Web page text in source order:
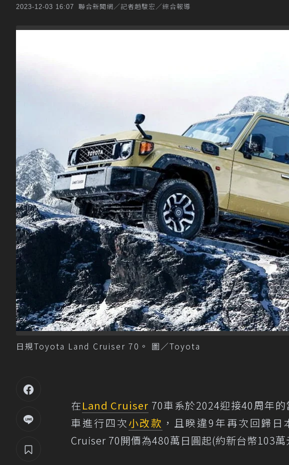
2023-12-03 16:07 聯合新聞網／記者趙駿宏／綜合報導
日規Toyota Land Cruiser 70。 圖／Toyota
在Land Cruiser 70車系於2024迎接40周年的
車進行四次小改款 ，且睽違9年再次回歸
Cruiser 70開價為480萬日圓起(約新台幣103